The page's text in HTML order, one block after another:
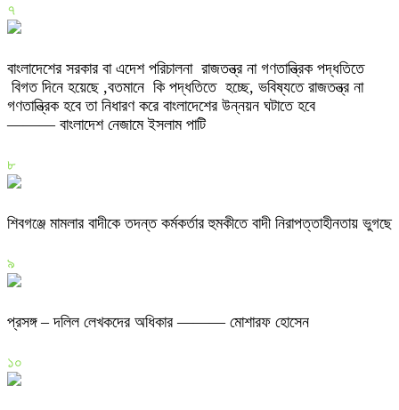
৭
বাংলাদেশের সরকার বা এদেশ পরিচালনা রাজতন্ত্র না গণতান্ত্রিক পদ্ধতিতে
বিগত দিনে হয়েছে ,বতমানে কি পদ্ধতিতে হচ্ছে, ভবিষ্যতে রাজতন্ত্র না
গণতান্ত্রিক হবে তা নিধারণ করে বাংলাদেশের উন্নয়ন ঘটাতে হবে
——— বাংলাদেশ নেজামে ইসলাম পাটি
৮
শিবগঞ্জে মামলার বাদীকে তদন্ত কর্মকর্তার হুমকীতে বাদী নিরাপত্তাহীনতায় ভুগছে
৯
প্রসঙ্গ – দলিল লেখকদের অধিকার ——— মোশারফ হোসেন
১০